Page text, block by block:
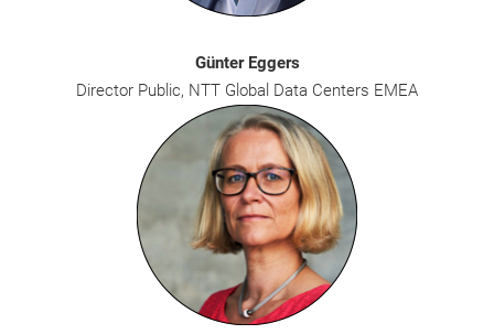
Günter Eggers
Director Public, NTT Global Data Centers EMEA